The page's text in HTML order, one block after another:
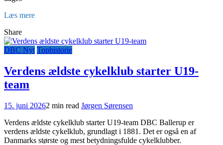
Læs mere
Share
DBC Nyt Tophistorie
Verdens ældste cykelklub starter U19-
team
15. juni 20262 min read Jørgen Sørensen
Verdens ældste cykelklub starter U19-team DBC Ballerup er
verdens ældste cykelklub, grundlagt i 1881. Det er også en af
Danmarks største og mest betydningsfulde cykelklubber.